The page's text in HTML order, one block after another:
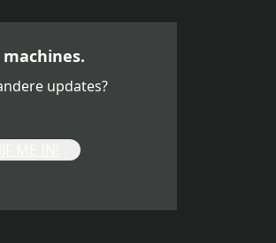
updates?
ME IN!